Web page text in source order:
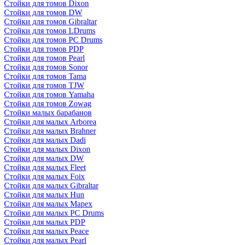
Стойки для томов Dixon
Стойки для томов DW
Стойки для томов Gibraltar
Стойки для томов LDrums
Стойки для томов PC Drums
Стойки для томов PDP
Стойки для томов Pearl
Стойки для томов Sonor
Стойки для томов Tama
Стойки для томов TJW
Стойки для томов Yamaha
Стойки для томов Zowag
Стойки малых барабанов
Стойки для малых Arborea
Стойки для малых Brahner
Стойки для малых Dadi
Стойки для малых Dixon
Стойки для малых DW
Стойки для малых Fleet
Стойки для малых Foix
Стойки для малых Gibraltar
Стойки для малых Hun
Стойки для малых Mapex
Стойки для малых PC Drums
Стойки для малых PDP
Стойки для малых Peace
Стойки для малых Pearl